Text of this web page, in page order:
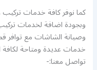
كما نوفر كافة خدمات
وبجودة اضافة لخدمات
وصيانة الشاشات مع توافر
خدمات عديدة ومتاحة لكافة
تواصل معنا:-